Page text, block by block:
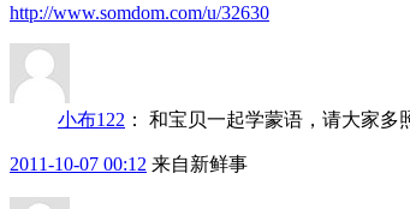
http://www.somdom.com/u/32630
小布122 ： 和宝贝一起学蒙语，请大家多
2011-10-07 00:12 来自新鲜事